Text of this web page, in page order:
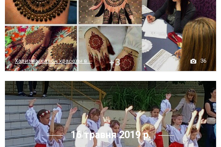
Харизма, салон красоты в... 36
16 травня 2019 р.